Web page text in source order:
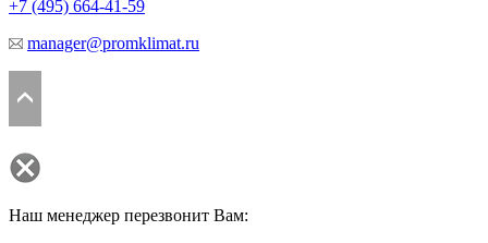
+7 (495) 664-41-59
manager@promklimat.ru
Наш менеджер перезвонит Вам: